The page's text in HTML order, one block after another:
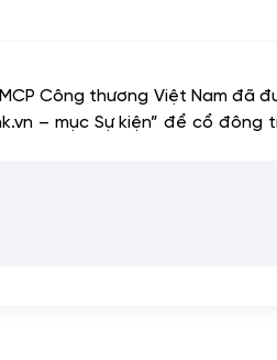
Công thương Việt Nam đã
– mục Sự kiện” để cổ